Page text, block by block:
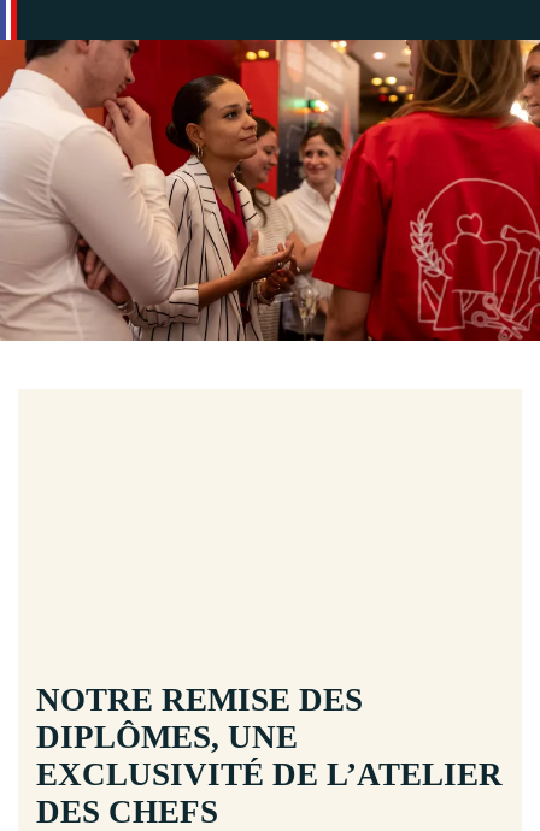
NOTRE REMISE DES
DIPLÔMES, UNE
EXCLUSIVITÉ DE L’ATELIER
DES CHEFS